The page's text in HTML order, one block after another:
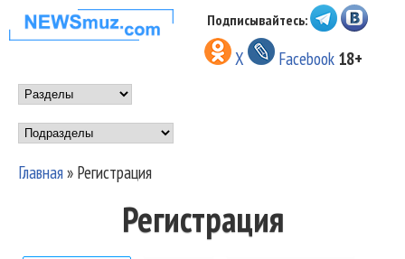
Перейти к основному
содержанию
НОВОСТИ
МУЗЫКИ И
ШОУ БИЗНЕСА
NEWSMUZ.COM
Подписывайтесь:
X Facebook 18+
Main menu
Подразделы
Главная» Регистрация
Регистрация